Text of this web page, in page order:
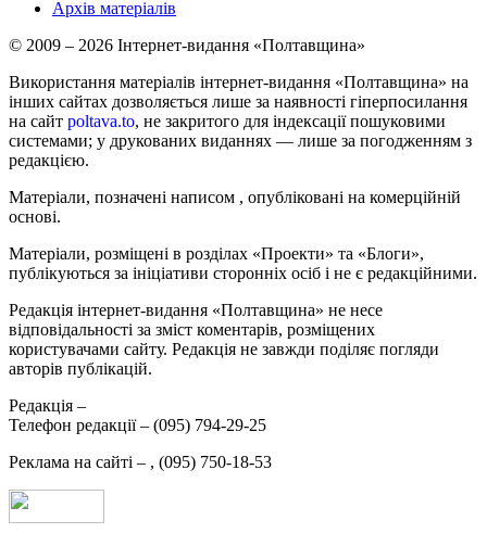
Архів матеріалів
© 2009 – 2026 Інтернет-видання «Полтавщина»
Використання матеріалів інтернет-видання «Полтавщина» на
інших сайтах дозволяється лише за наявності гіперпосилання
на сайт poltava.to, не закритого для індексації пошуковими
системами; у друкованих виданнях — лише за погодженням з
редакцією.
Матеріали, позначені написом , опубліковані на комерційній
основі.
Матеріали, розміщені в розділах «Проекти» та «Блоги»,
публікуються за ініціативи сторонніх осіб і не є редакційними.
Редакція інтернет-видання «Полтавщина» не несе
відповідальності за зміст коментарів, розміщених
користувачами сайту. Редакція не завжди поділяє погляди
авторів публікацій.
Редакція –
Телефон редакції – (095) 794-29-25
Реклама на сайті – , (095) 750-18-53